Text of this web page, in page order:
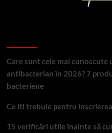
Care sunt cele mai cunoscute
antibacterian în 2026? 7
bacteriene
Ce iti trebuie pentru
15 verificări utile înainte să